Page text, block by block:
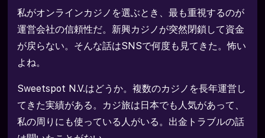
私がオンラインカジノを選ぶとき、最も重視するのが
運営会社の信頼性だ。新興カジノが突然閉鎖して資金
が戻らない。そんな話はSNSで何度も見てきた。怖い
よね。
Sweetspot N.V.はどうか。複数のカジノを長年運営し
てきた実績がある。カジ旅は日本でも人気があって、
私の周りにも使っている人がいる。出金トラブルの話